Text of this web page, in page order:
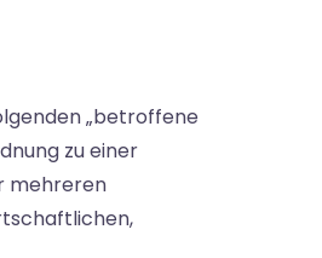
„betroffene
zu einer
mehreren